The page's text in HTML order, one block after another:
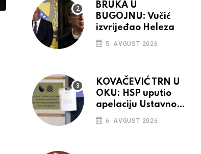
BRUKA U
BUGOJNU: Vučić
izvrijeđao Heleza
5. AVGUST 2026.
KOVAČEVIĆ TRN U
OKU: HSP uputio
apelaciju Ustavnom
sudu BiH
6. AVGUST 2026.